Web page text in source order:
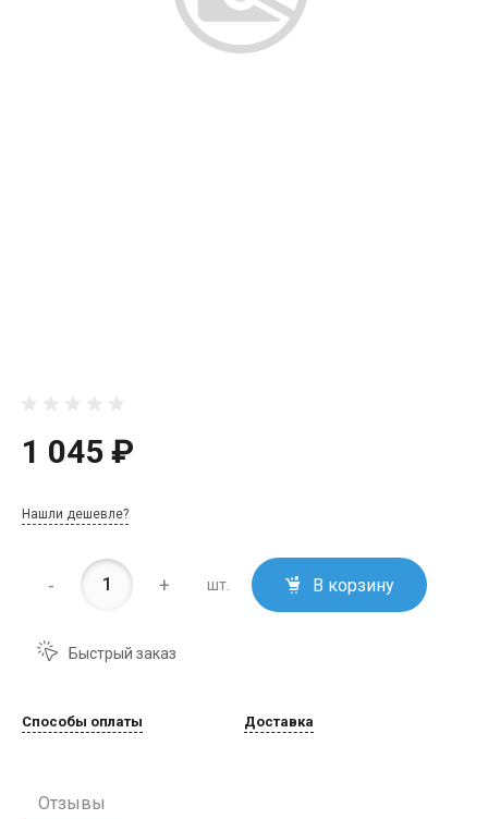
1 045 ₽
Нашли дешевле?
- + шт. В корзину
Быстрый заказ
Способы оплаты Доставка
Отзывы